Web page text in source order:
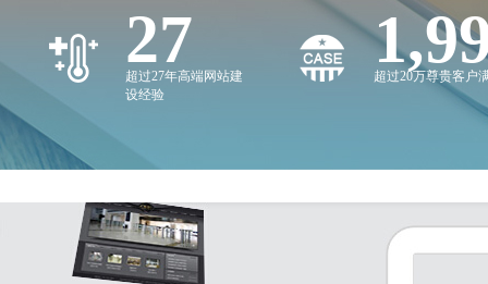
27
超过27年高端网站建
设经验
超过20万尊贵客户